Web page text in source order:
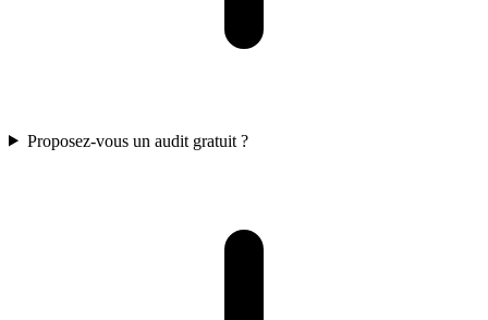
Proposez-vous un audit gratuit ?